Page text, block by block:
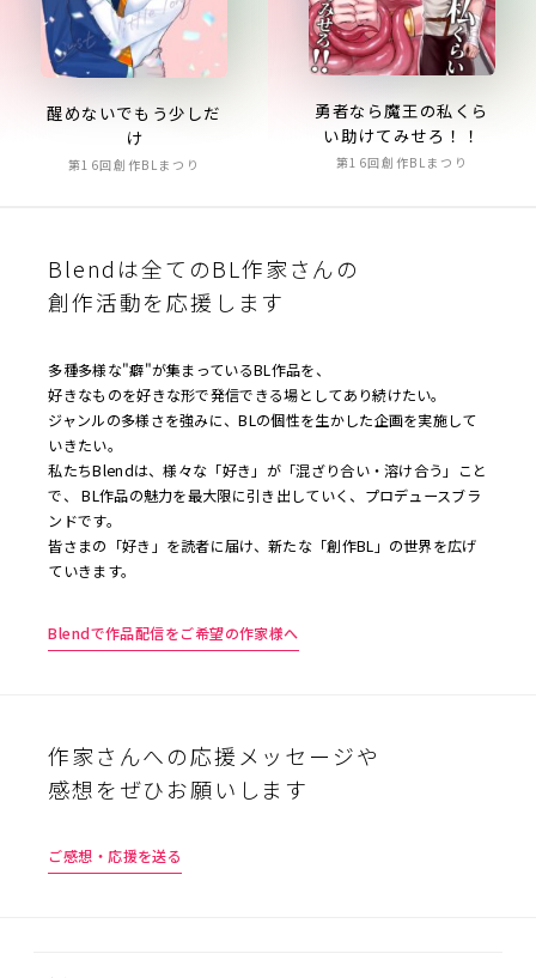
醒めないでもう少しだ
け
第16回創作BLまつり
勇者なら魔王の私くら
い助けてみせろ！！
第16回創作BLまつり
Blendは全てのBL作家さんの
創作活動を応援します
多種多様な"癖"が集まっているBL作品を、
好きなものを好きな形で発信できる場としてあり続けたい。
ジャンルの多様さを強みに、BLの個性を生かした企画を実施して
いきたい。
私たちBlendは、様々な「好き」が「混ざり合い・溶け合う」こと
で、 BL作品の魅力を最大限に引き出していく、プロデュースブラ
ンドです。
皆さまの「好き」を読者に届け、新たな「創作BL」の世界を広げ
ていきます。
Blendで作品配信をご希望の作家様へ
作家さんへの応援メッセージや
感想をぜひお願いします
ご感想・応援を送る